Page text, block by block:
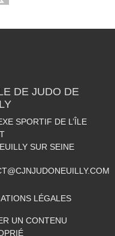
DE JUDO DE
SPORTIF DE L’ÎLE
SUR SEINE
LÉGALES
UN CONTENU